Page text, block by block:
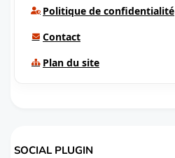
Politique de confidentialité
Contact
Plan du site
SOCIAL PLUGIN